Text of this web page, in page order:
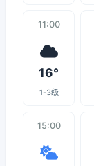
11:00
16°
1-3级
15:00